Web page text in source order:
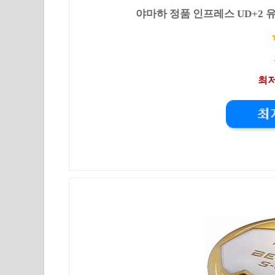
야마하 정품 인프레스 UD+2
최